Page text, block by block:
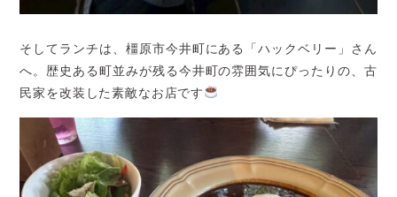
そしてランチは、橿原市今井町にある「ハックベリー」さん
へ。歴史ある町並みが残る今井町の雰囲気にぴったりの、古
民家を改装した素敵なお店です